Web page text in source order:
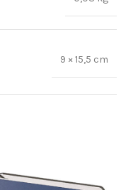
9 × 15,5 cm